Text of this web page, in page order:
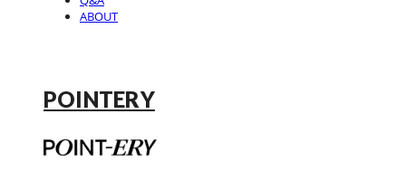
ABOUT
POINTERY